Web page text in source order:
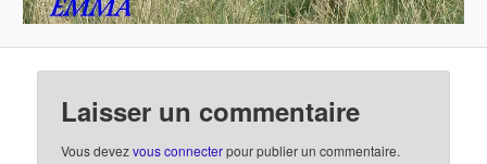
Laisser un commentaire
Vous devezvous connecterpour publier un commentaire.